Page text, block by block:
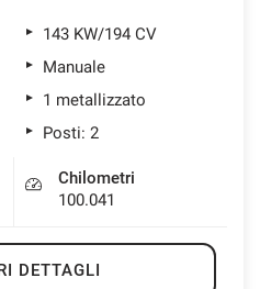
143 KW/194 CV
Manuale
1 metallizzato
Posti: 2
Chilometri
100.041
DETTAGLI